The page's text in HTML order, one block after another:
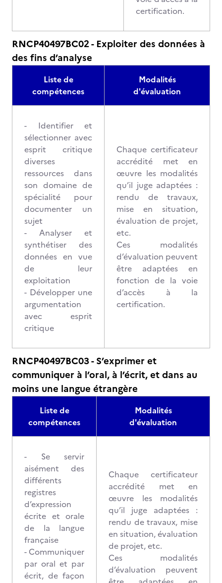
certification.
RNCP40497BC02 - Exploiter des données à
des fins d’analyse
Liste de
compétences
Modalités
d'évaluation
- Identifier et
sélectionner avec
esprit critique
diverses
ressources dans
son domaine de
spécialité pour
documenter un
sujet
- Analyser et
synthétiser des
données en vue
de leur
exploitation
- Développer une
argumentation
avec esprit
critique
Chaque certificateur
accrédité met en
œuvre les modalités
qu’il juge adaptées :
rendu de travaux,
mise en situation,
évaluation de projet,
etc.
Ces modalités
d’évaluation peuvent
être adaptées en
fonction de la voie
d’accès à la
certification.
RNCP40497BC03 - S’exprimer et
communiquer à l’oral, à l’écrit, et dans au
moins une langue étrangère
Liste de
compétences
Modalités
d'évaluation
- Se servir
aisément des
différents
registres
d’expression
écrite et orale
de la langue
française
- Communiquer
par oral et par
écrit, de façon
Chaque certificateur
accrédité met en
œuvre les modalités
qu’il juge adaptées :
rendu de travaux, mise
en situation, évaluation
de projet, etc.
Ces modalités
d’évaluation peuvent